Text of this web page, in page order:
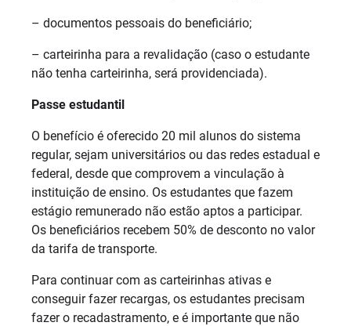
– documentos pessoais do beneficiário;
– carteirinha para a revalidação (caso o estudante
não tenha carteirinha, será providenciada).
Passe estudantil
O benefício é oferecido 20 mil alunos do sistema
regular, sejam universitários ou das redes estadual e
federal, desde que comprovem a vinculação à
instituição de ensino. Os estudantes que fazem
estágio remunerado não estão aptos a participar.
Os beneficiários recebem 50% de desconto no valor
da tarifa de transporte.
Para continuar com as carteirinhas ativas e
conseguir fazer recargas, os estudantes precisam
fazer o recadastramento, e é importante que não